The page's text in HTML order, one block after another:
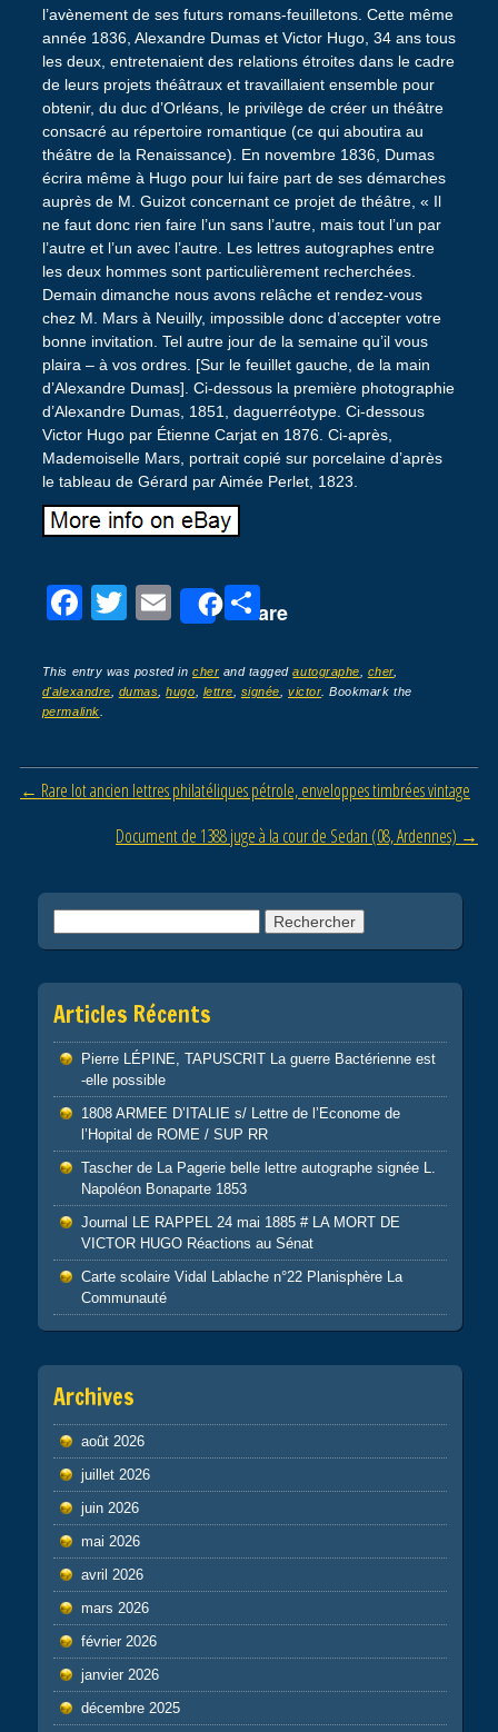
l’avènement de ses futurs romans-feuilletons. Cette même
année 1836, Alexandre Dumas et Victor Hugo, 34 ans tous
les deux, entretenaient des relations étroites dans le cadre
de leurs projets théâtraux et travaillaient ensemble pour
obtenir, du duc d’Orléans, le privilège de créer un théâtre
consacré au répertoire romantique (ce qui aboutira au
théâtre de la Renaissance). En novembre 1836, Dumas
écrira même à Hugo pour lui faire part de ses démarches
auprès de M. Guizot concernant ce projet de théâtre, « Il
ne faut donc rien faire l’un sans l’autre, mais tout l’un par
l’autre et l’un avec l’autre. Les lettres autographes entre
les deux hommes sont particulièrement recherchées.
Demain dimanche nous avons relâche et rendez-vous
chez M. Mars à Neuilly, impossible donc d’accepter votre
bonne invitation. Tel autre jour de la semaine qu’il vous
plaira – à vos ordres. [Sur le feuillet gauche, de la main
d’Alexandre Dumas]. Ci-dessous la première photographie
d’Alexandre Dumas, 1851, daguerréotype. Ci-dessous
Victor Hugo par Étienne Carjat en 1876. Ci-après,
Mademoiselle Mars, portrait copié sur porcelaine d’après
le tableau de Gérard par Aimée Perlet, 1823.
F
c
e
o
T
tt
er
E
ail
Share
P
ta
g
This entry was posted incher and taggedautographe cher,
d'alexandre
dumas ,hugo lettre signée ,victor . Bookmark the
permalink
Post navigation
← Rare lot ancien lettres philatéliques pétrole, enveloppes timbrées vintage
Document de 1388 juge à la cour de Sedan (08, Ardennes) →
Articles Récents
Pierre LÉPINE, TAPUSCRIT La guerre Bactérienne est
-elle possible
1808 ARMEE D’ITALIE s/ Lettre de l’Econome de
l’Hopital de ROME / SUP RR
Tascher de La Pagerie belle lettre autographe signée L.
Napoléon Bonaparte 1853
Journal LE RAPPEL 24 mai 1885 # LA MORT DE
VICTOR HUGO Réactions au Sénat
Carte scolaire Vidal Lablache n°22 Planisphère La
Communauté
Archives
août 2026
juillet 2026
juin 2026
mai 2026
avril 2026
mars 2026
février 2026
janvier 2026
décembre 2025